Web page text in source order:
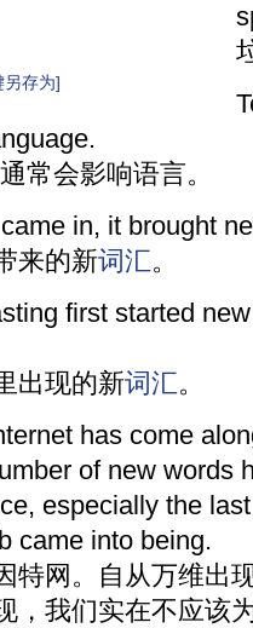
存为]
常会影响语言。
in, it brought
来的新词汇。
first started
出现的新词汇。
has come
of new words
especially the
came into being.
特网。自从万维出
，我们实在不应该